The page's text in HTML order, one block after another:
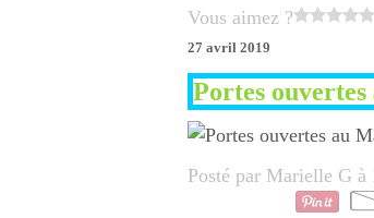
Vous aimez ?
27 avril 2019
Portes
Posté par Marielle G à